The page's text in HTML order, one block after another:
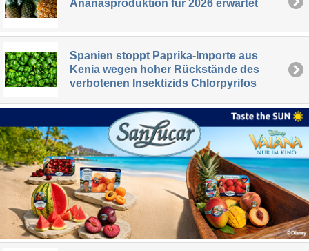
Ananasproduktion für 2026 erwartet
Spanien stoppt Paprika-Importe aus
Kenia wegen hoher Rückstände des
verbotenen Insektizids Chlorpyrifos